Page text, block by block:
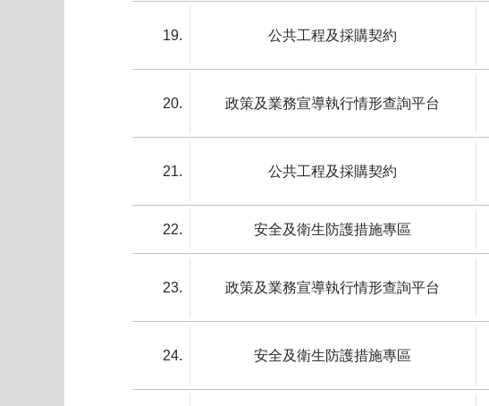
19 公共工程及採購契約
20 政策及業務宣導執行情形查詢平台
21 公共工程及採購契約
22 安全及衛生防護措施專區
23 政策及業務宣導執行情形查詢平台
24 安全及衛生防護措施專區